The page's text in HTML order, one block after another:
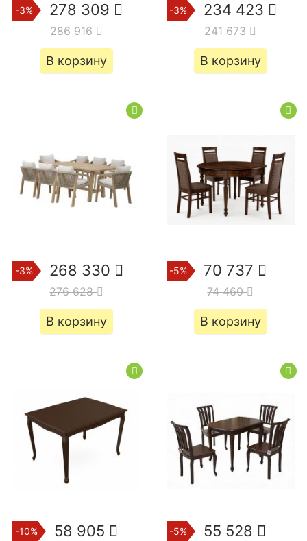
-3% 278 309
286 916
В корзину
-3% 234 423
241 673
В корзину
-3% 268 330
276 628
В корзину
-5% 70 737
74 460
В корзину
-10% 58 905 -5% 55 528